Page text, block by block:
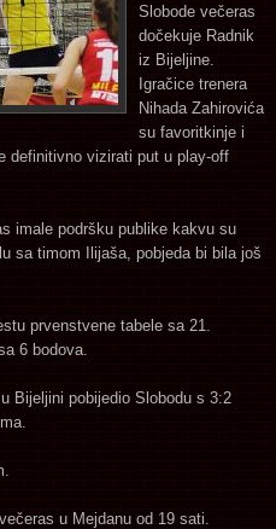
Slobode večeras
dočekuje Radnik
iz Bijeljine.
Igračice trenera
Nihada Zahirovića
su favoritkinje i
definitivno vizirati put u play-off
imale podršku publike kakvu su
sa timom Ilijaša, pobjeda bi bila još
prvenstvene tabele sa 21.
6 bodova.
Bijeljini pobijedio Slobodu s 3:2
u Mejdanu od 19 sati.